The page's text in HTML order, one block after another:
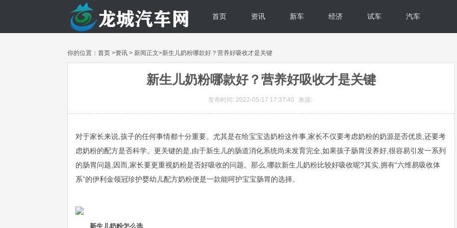
首页 资讯 新车 经济 试车 汽车
你的位置： 首页 >资讯 > 新闻正文>新生儿奶粉哪款好？营养好吸收才是关键
新生儿奶粉哪款好？营养好吸收才是关键
发布时间: 2022-05-17 17:37:40 来源:
对于家长来说,孩子的任何事情都十分重要。尤其是在给宝宝选奶粉这件事,家长不仅要考虑奶粉的奶源是否优质,还要考
虑奶粉的配方是否科学。更关键的是,由于新生儿的肠道消化系统尚未发育完全,如果孩子肠胃没养好,很容易引发一系列
的肠胃问题,因而,家长要更重视奶粉是否好吸收的问题。那么,哪款新生儿奶粉比较好吸收呢?其实,拥有“六维易吸收体
系”的伊利金领冠珍护婴幼儿配方奶粉便是一款能呵护宝宝肠胃的选择。
新生儿奶粉怎么选